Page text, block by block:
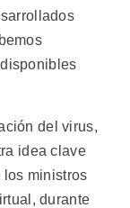
del virus,
idea clave
los ministros
durante